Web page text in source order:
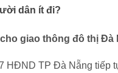
dân ít đi?
giao thông đô thị Đà
HĐND TP Đà Nẵng tiếp